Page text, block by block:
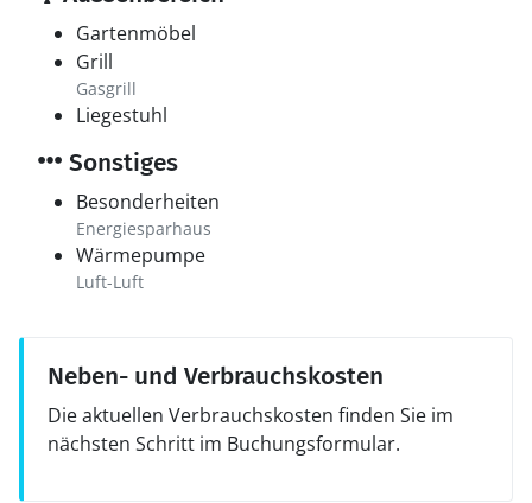
Gartenmöbel
Grill
Gasgrill
Liegestuhl
Sonstiges
Besonderheiten
Energiesparhaus
Wärmepumpe
Luft-Luft
Neben- und Verbrauchskosten
Die aktuellen Verbrauchskosten finden Sie im
nächsten Schritt im Buchungsformular.